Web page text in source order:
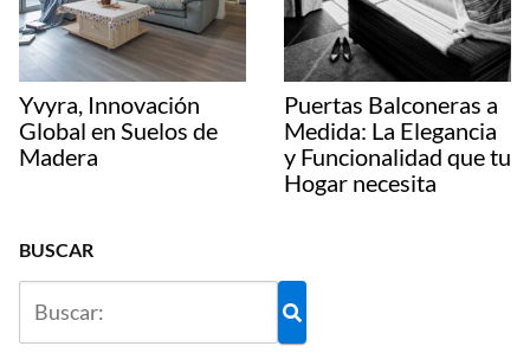
Yvyra, Innovación
Global en Suelos de
Madera
Puertas Balconeras a
Medida: La Elegancia
y Funcionalidad que tu
Hogar necesita
BUSCAR